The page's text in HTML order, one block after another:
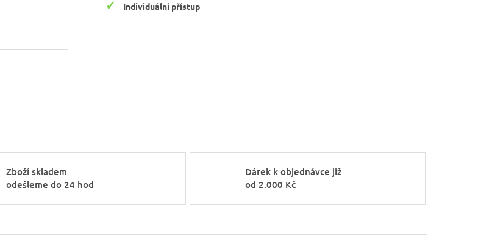
Individuální přístup
Zboží skladem
odešleme do 24 hod
Dárek k objednávce již
od 2.000 Kč